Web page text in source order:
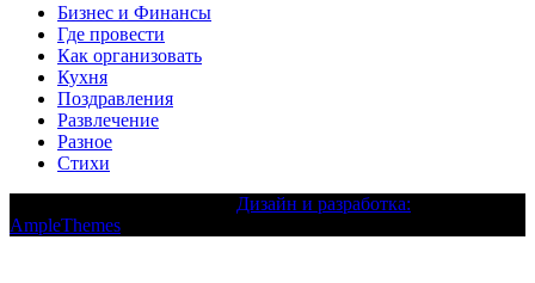
Бизнес и Финансы
Где провести
Как организовать
Кухня
Поздравления
Развлечение
Разное
Стихи
Дизайн и разработка:
AmpleThemes